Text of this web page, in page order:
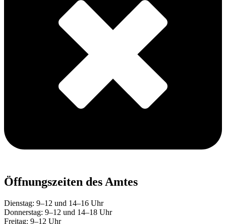
Öffnungszeiten des Amtes
Dienstag: 9–12 und 14–16 Uhr
Donnerstag: 9–12 und 14–18 Uhr
Freitag: 9–12 Uhr